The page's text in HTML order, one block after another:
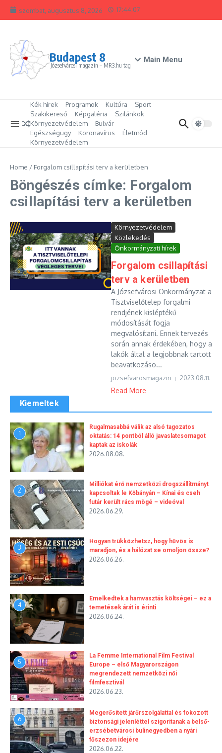
Ugrás a tartalomhoz
szombat, augusztus 8, 2026 17:44:07
Budapest 8
Józsefvárosi magazin – MR3.hu tag
Main Menu
Kék hírek Programok Kultúra
Sport
Szakikereső
Képgaléria
Szilánkok
Környezetvédelem
Bulvár
Egészségügy
Koronavírus
Életmód
Környezetvédelem
Home / Forgalom csillapítási terv a kerületben
Böngészés címke: Forgalom
csillapítási terv a kerületben
Környezetvédelem
Közlekedés
Önkormányzati hírek
Forgalom csillapítási
terv a kerületben
A Józsefvárosi Önkormányzat a
Tisztviselőtelep forgalmi
rendjének kisléptékű
módosítását fogja
megvalósítani. Ennek tervezés
során annak érdekében, hogy a
lakók által a legjobbnak tartott
beavatkozáso...
jozsefvarosmagazin 2023.08.11.
Read More
Kiemeltek
1
Rugalmasabbá válik az alsó tagozatos
oktatás: 14 pontból álló javaslatcsomagot
kaptak az iskolák
2026.08.08.
2
Milliókat érő nemzetközi drogszállítmányt
kapcsoltak le Kőbányán – Kínai és cseh
futár került rács mögé – videóval
2026.06.29.
3
Hogyan trükközhetsz, hogy hűvös is
maradjon, és a hálózat se omoljon össze?
2026.06.26.
4
Emelkedtek a hamvasztás költségei – ez a
temetések árát is érinti
2026.06.24.
5
La Femme International Film Festival
Europe – első Magyarországon
megrendezett nemzetközi női
filmfesztivál
2026.06.23.
6
Megerősített járőrszolgálattal és fokozott
biztonsági jelenléttel szigorítanak a belső-
erzsébetvárosi bulinegyedben a nyári
főszezon idejére
2026.06.22.